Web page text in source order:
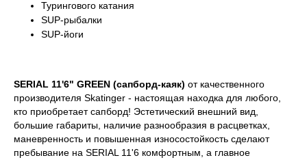
Турингового катания
SUP-рыбалки
SUP-йоги
SERIAL 11'6" GREEN (сапборд-каяк) от качественного
производителя Skatinger - настоящая находка для любого,
кто приобретает сапборд! Эстетический внешний вид,
большие габариты, наличие разнообразия в расцветках,
маневренность и повышенная износостойкость сделают
пребывание на SERIAL 11'6 комфортным, а главное